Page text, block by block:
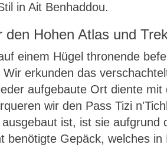
in Ait Benhaddou.
Hohen Atlas und
einem Hügel thronende
erkunden das
aufgebaute Ort diente
wir den Pass Tizi
ist, ist sie aufgrund
benötigte Gepäck, welches